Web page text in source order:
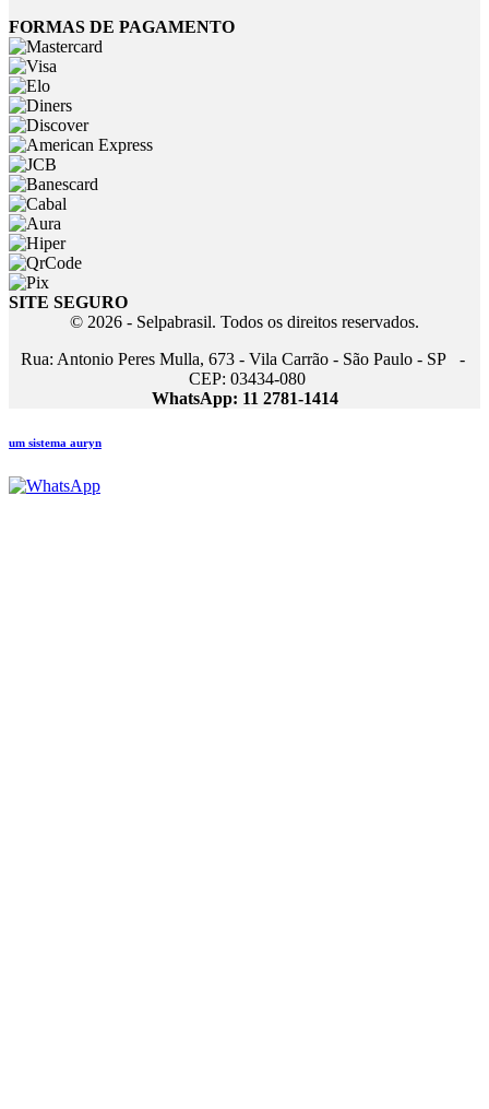
FORMAS DE PAGAMENTO
SITE SEGURO
© 2026 - Selpabrasil. Todos os direitos reservados.
Rua: Antonio Peres Mulla, 673 - Vila Carrão - São Paulo - SP -
CEP: 03434-080
WhatsApp: 11 2781-1414
um sistema auryn